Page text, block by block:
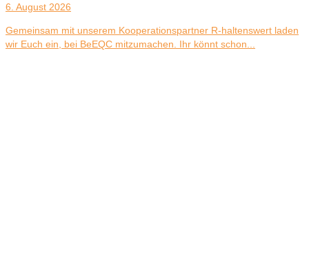
6. August 2026
Gemeinsam mit unserem Kooperationspartner R-haltenswert laden
wir Euch ein, bei BeEQC mitzumachen. Ihr könnt schon...